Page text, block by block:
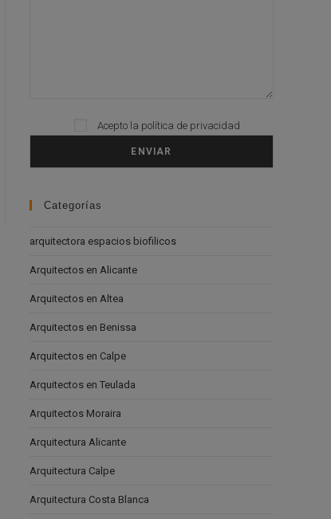
Please leave this field empty.
Acepto la política de privacidad
Categorías
arquitectora espacios biofilicos
Arquitectos en Alicante
Arquitectos en Altea
Arquitectos en Benissa
Arquitectos en Calpe
Arquitectos en Teulada
Arquitectos Moraira
Arquitectura Alicante
Arquitectura Calpe
Arquitectura Costa Blanca